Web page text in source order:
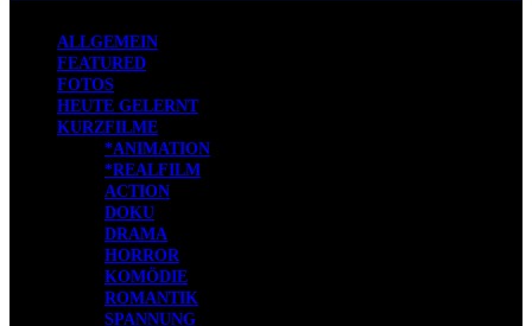
ALLGEMEIN
FEATURED
FOTOS
HEUTE GELERNT
KURZFILME
*ANIMATION
*REALFILM
ACTION
DOKU
DRAMA
HORROR
KOMÖDIE
ROMANTIK
SPANNUNG